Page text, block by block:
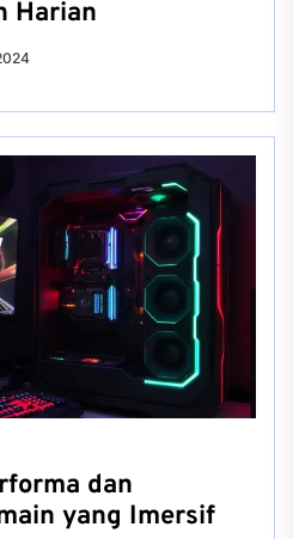
Harian
dan
yang Imersif